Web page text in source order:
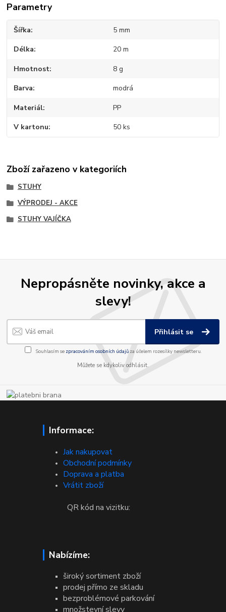
Parametry
Šířka 5 mm
Délka 20 m
Hmotnost 8 g
Barva modrá
Materiál PP
V kartonu 50 ks
Zboží zařazeno v kategoriích
STUHY
VÝPRODEJ - AKCE
STUHY VAJÍČKA
Nepropásněte novinky, akce a
slevy!
Přihlásit se
Souhlasím se zpracováním osobních údajůza účelem rozesílky newsletteru.
Můžete se kdykoliv odhlásit.
Informace:
Jak nakupovat
Obchodní podmínky
Doprava a platba
Vrátit zboží
QR kód na vizitku:
Nabízíme:
široký sortiment zboží
prodej přímo ze skladu
bezproblémové parkování
množstevní slevy